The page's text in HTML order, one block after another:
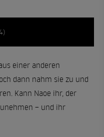
einer anderen
dann nahm sie zu und
Kann Naoe ihr, der
– und ihr